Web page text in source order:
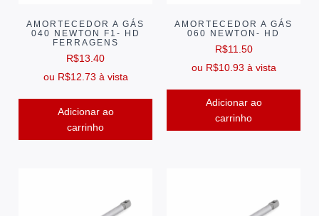
AMORTECEDOR A GÁS
040 NEWTON F1- HD
FERRAGENS
R$13.40
ou R$12.73 à vista
Adicionar ao
carrinho
AMORTECEDOR A GÁS
060 NEWTON- HD
R$11.50
ou R$10.93 à vista
Adicionar ao
carrinho